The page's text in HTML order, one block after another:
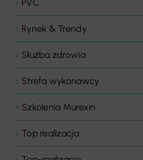
PVC
Rynek & Trendy
Służba zdrowia
Strefa wykonawcy
Szkolenia Murexin
Top realizacja